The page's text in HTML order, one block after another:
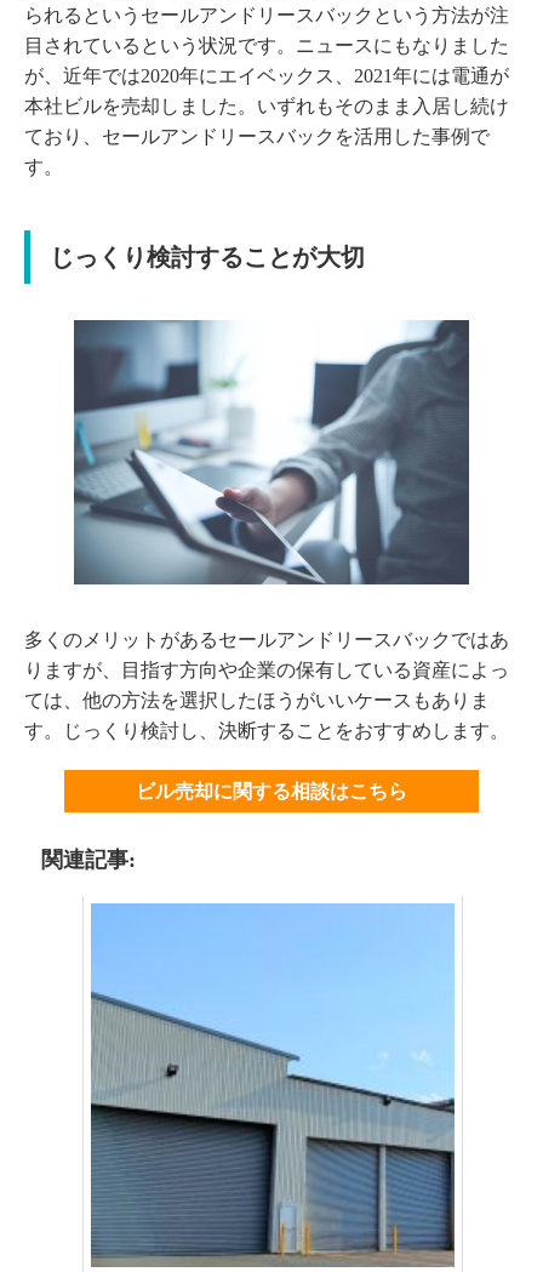
られるというセールアンドリースバックという方法が注
目されているという状況です。ニュースにもなりました
が、近年では2020年にエイベックス、2021年には電通が
本社ビルを売却しました。いずれもそのまま入居し続け
ており、セールアンドリースバックを活用した事例で
す。
じっくり検討することが大切
多くのメリットがあるセールアンドリースバックではあ
りますが、目指す方向や企業の保有している資産によっ
ては、他の方法を選択したほうがいいケースもありま
す。じっくり検討し、決断することをおすすめします。
ビル売却に関する相談はこちら
関連記事: